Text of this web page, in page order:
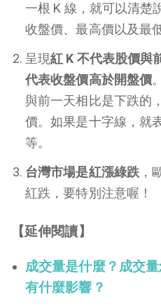
一根 K 線，就可以清楚
收盤價、最高價以及最
呈現紅 K 不代表股價與
代表收盤價高於開盤價
與前一天相比是下跌的
價。如果是十字線，就
等。
台灣市場是紅漲綠跌 ，
紅跌，要特別注意喔！
【延伸閱讀】
成交量是什麼？成交
有什麼影響？